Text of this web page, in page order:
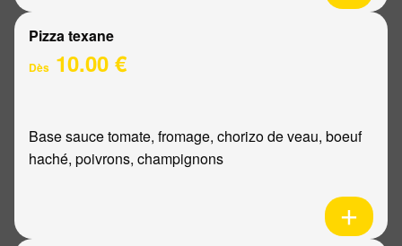
Pizza texane
Dès 10.00 €
Base sauce tomate, fromage, chorizo de veau, boeuf
haché, poivrons, champignons